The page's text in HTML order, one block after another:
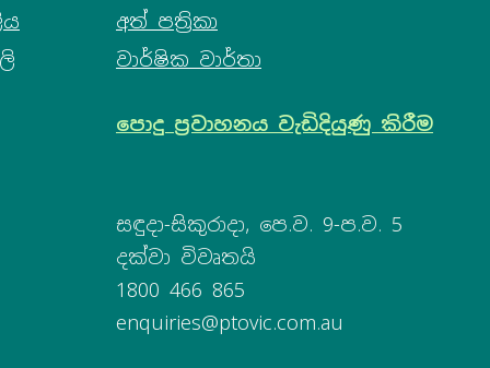
අත් පත්‍රිකා
වාර්ෂික වාර්තා
පොදු ප්‍රවාහනය වැඩිදියුණු කිරීම
සඳුදා-සිකුරාදා, පෙ.ව. 9-ප.ව. 5
දක්වා විවෘතයි
1800 466 865
enquiries@ptovic.com.au